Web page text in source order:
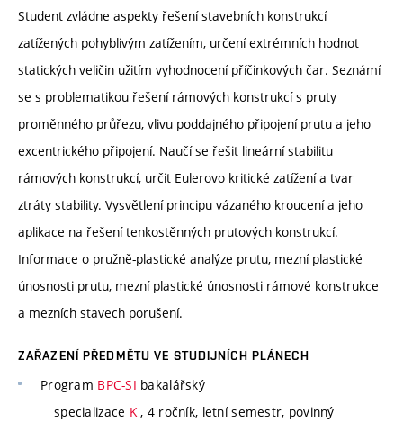
Student zvládne aspekty řešení stavebních konstrukcí
zatížených pohyblivým zatížením, určení extrémních hodnot
statických veličin užitím vyhodnocení příčinkových čar. Seznámí
se s problematikou řešení rámových konstrukcí s pruty
proměnného průřezu, vlivu poddajného připojení prutu a jeho
excentrického připojení. Naučí se řešit lineární stabilitu
rámových konstrukcí, určit Eulerovo kritické zatížení a tvar
ztráty stability. Vysvětlení principu vázaného kroucení a jeho
aplikace na řešení tenkostěnných prutových konstrukcí.
Informace o pružně-plastické analýze prutu, mezní plastické
únosnosti prutu, mezní plastické únosnosti rámové konstrukce
a mezních stavech porušení.
ZAŘAZENÍ PŘEDMĚTU VE STUDIJNÍCH PLÁNECH
Program BPC-SI bakalářský
specializace K, 4 ročník, letní semestr, povinný